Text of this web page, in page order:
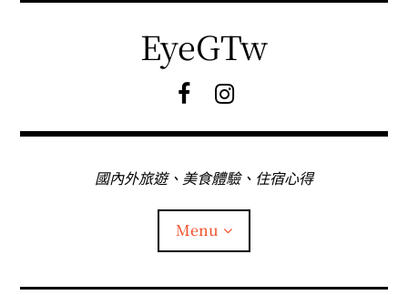
Skip
EyeGTw
F
粉
專
頁
I
國內外旅遊、美食體驗、住宿心得
Menu